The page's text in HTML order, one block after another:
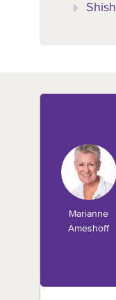
Marianne
Ameshoff